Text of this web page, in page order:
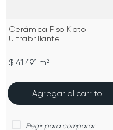
Cerámica Piso Kioto
Ultrabrillante
$ 41.491 m²
Agregar al carrito